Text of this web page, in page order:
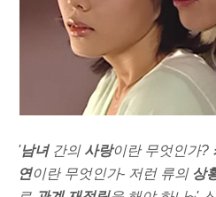
'남녀간의 사랑이란 무엇인가?
연이란 무엇인가- 저런 류의 상